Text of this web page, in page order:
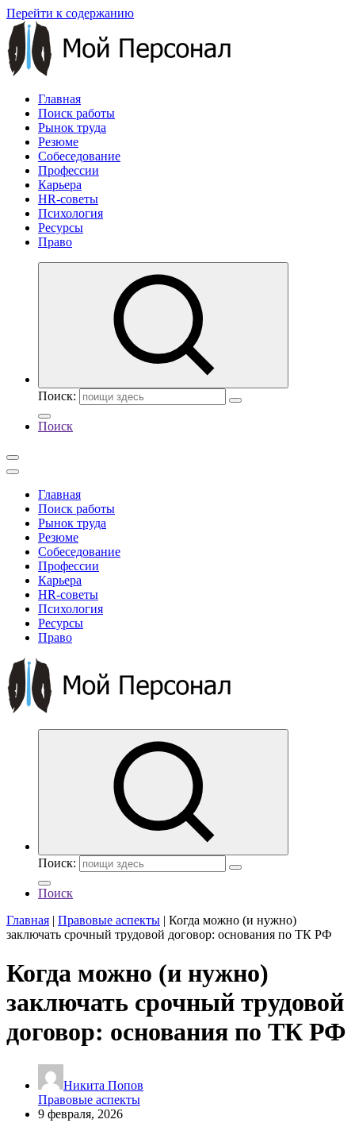
Перейти к содержанию
Главная
Поиск работы
Рынок труда
Резюме
Собеседование
Профессии
Карьера
HR-советы
Психология
Ресурсы
Право
Поиск:
Поиск
Главная
Поиск работы
Рынок труда
Резюме
Собеседование
Профессии
Карьера
HR-советы
Психология
Ресурсы
Право
Поиск:
Поиск
Главная | Правовые аспекты | Когда можно (и нужно)
заключать срочный трудовой договор: основания по ТК РФ
Когда можно (и нужно)
заключать срочный трудовой
договор: основания по ТК РФ
Никита Попов
Правовые аспекты
9 февраля, 2026